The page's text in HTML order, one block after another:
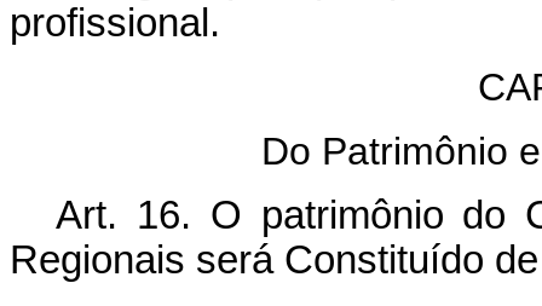
profissional.
Do Patrimônio
Art. 16. O patrimônio do
Regionais será Constituído